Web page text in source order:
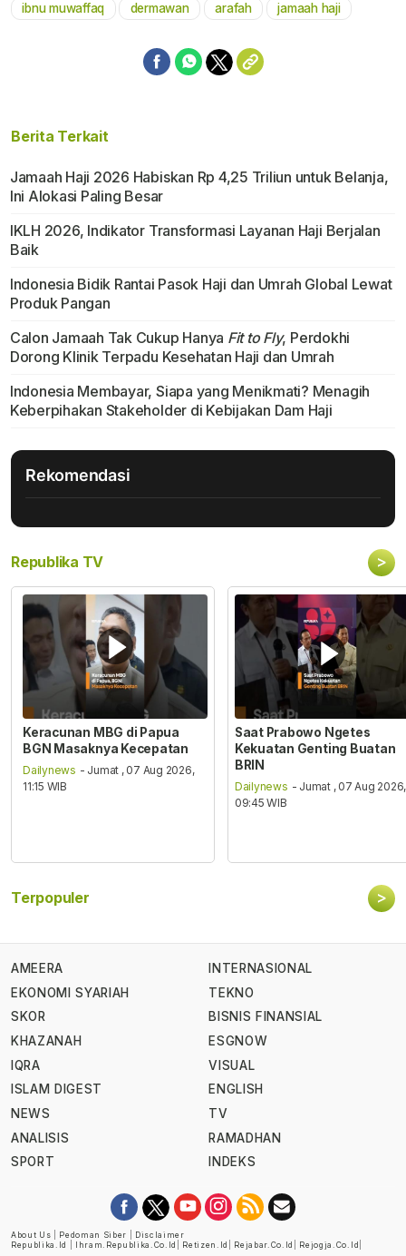
ibnu muwaffaq dermawan arafah jamaah haji
Berita Terkait
Jamaah Haji 2026 Habiskan Rp 4,25 Triliun untuk Belanja,
Ini Alokasi Paling Besar
IKLH 2026, Indikator Transformasi Layanan Haji Berjalan
Baik
Indonesia Bidik Rantai Pasok Haji dan Umrah Global Lewat
Produk Pangan
Calon Jamaah Tak Cukup Hanya Fit to Fly, Perdokhi
Dorong Klinik Terpadu Kesehatan Haji dan Umrah
Indonesia Membayar, Siapa yang Menikmati? Menagih
Keberpihakan Stakeholder di Kebijakan Dam Haji
Rekomendasi
Republika TV >
Keracunan MBG di Papua
BGN Masaknya Kecepatan
Dailynews - Jumat , 07 Aug 2026,
11:15 WIB
Saat Prabowo Ngetes
Kekuatan Genting Buatan
BRIN
Dailynews - Jumat , 07 Aug 2026,
09:45 WIB
Terpopuler >
AMEERA
EKONOMI SYARIAH
SKOR
KHAZANAH
IQRA
ISLAM DIGEST
NEWS
ANALISIS
SPORT
INTERNASIONAL
TEKNO
BISNIS FINANSIAL
ESGNOW
VISUAL
ENGLISH
TV
RAMADHAN
INDEKS
About Us Pedoman Siber
Disclaimer
Republika.id
Ihram.republika.co.id Retizen.id Rejabar.co.id Rejogja.co.id